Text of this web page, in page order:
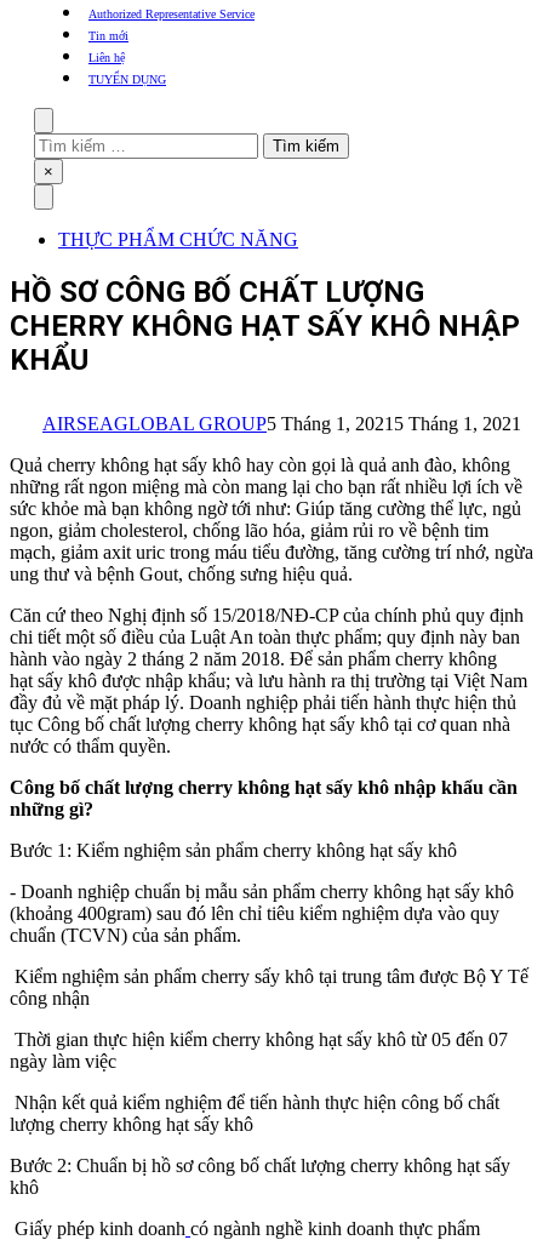
Authorized Representative Service
Tin mới
Liên hệ
TUYỂN DỤNG
Tìm
kiếm
cho:
Close
×
THỰC PHẨM CHỨC NĂNG
HỒ SƠ CÔNG BỐ CHẤT LƯỢNG
CHERRY KHÔNG HẠT SẤY KHÔ NHẬP
KHẨU
AIRSEAGLOBAL GROUP5 Tháng 1, 2021 5 Tháng 1, 2021
Quả cherry không hạt sấy khô hay còn gọi là quả anh đào, không
những rất ngon miệng mà còn mang lại cho bạn rất nhiều lợi ích về
sức khỏe mà bạn không ngờ tới như: Giúp tăng cường thể lực, ngủ
ngon, giảm cholesterol, chống lão hóa, giảm rủi ro về bệnh tim
mạch, giảm axit uric trong máu tiểu đường, tăng cường trí nhớ, ngừa
ung thư và bệnh Gout, chống sưng hiệu quả.
Căn cứ theo Nghị định số 15/2018/NĐ-CP của chính phủ quy định
chi tiết một số điều của Luật An toàn thực phẩm; quy định này ban
hành vào ngày 2 tháng 2 năm 2018. Để sản phẩm cherry không
hạt sấy khô được nhập khẩu; và lưu hành ra thị trường tại Việt Nam
đầy đủ về mặt pháp lý. Doanh nghiệp phải tiến hành thực hiện thủ
tục Công bố chất lượng cherry không hạt sấy khô tại cơ quan nhà
nước có thẩm quyền.
Công bố chất lượng cherry không hạt sấy khô nhập khẩu cần
những gì?
Bước 1: Kiểm nghiệm sản phẩm cherry không hạt sấy khô
- Doanh nghiệp chuẩn bị mẫu sản phẩm cherry không hạt sấy khô
(khoảng 400gram) sau đó lên chỉ tiêu kiểm nghiệm dựa vào quy
chuẩn (TCVN) của sản phẩm.
Kiểm nghiệm sản phẩm cherry sấy khô tại trung tâm được Bộ Y Tế
công nhận
Thời gian thực hiện kiểm cherry không hạt sấy khô từ 05 đến 07
ngày làm việc
Nhận kết quả kiểm nghiệm để tiến hành thực hiện công bố chất
lượng cherry không hạt sấy khô
Bước 2: Chuẩn bị hồ sơ công bố chất lượng cherry không hạt sấy
khô
Giấy phép kinh doanh có ngành nghề kinh doanh thực phẩm